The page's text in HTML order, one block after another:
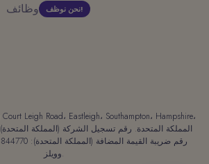
وظائف
نحن نوظف!
وويلز.